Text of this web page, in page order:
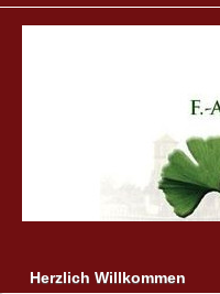
Herzlich Willkommen